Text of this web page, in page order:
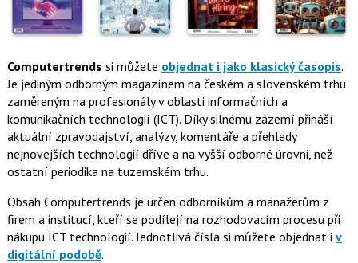
Computertrends si můžete objednat i jako klasický časopis.
Je jediným odborným magazínem na českém a slovenském trhu
zaměreným na profesionály v oblasti informačních a
komunikačních technologií (ICT). Díky silnému zázemí přináší
aktuální zpravodajství, analýzy, komentáře a přehledy
nejnovejších technologií dříve a na vyšší odborné úrovni, než
ostatní periodika na tuzemském trhu.
Obsah Computertrends je určen odborníkům a manažerům z
firem a institucí, kteří se podílejí na rozhodovacím procesu při
nákupu ICT technologií. Jednotlivá čísla si můžete objednat i v
digitální podobě.